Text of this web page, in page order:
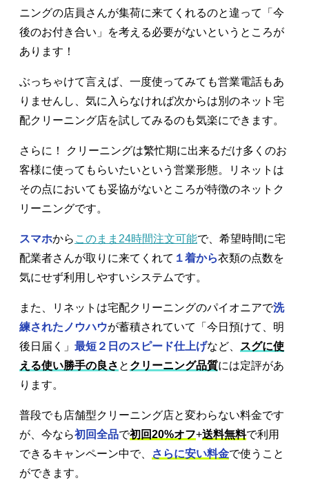
ニングの店員さんが集荷に来てくれるのと違って「今
後のお付き合い」を考える必要がないというところが
あります！
ぶっちゃけて言えば、一度使ってみても営業電話もあ
りませんし、気に入らなければ次からは別のネット宅
配クリーニング店を試してみるのも気楽にできます。
さらに！ クリーニングは繁忙期に出来るだけ多くのお
客様に使ってもらいたいという営業形態。リネットは
その点においても妥協がないところが特徴のネットク
リーニングです。
スマホから このまま24時間注文可能で、希望時間に宅
配業者さんが取りに来てくれて １着から衣類の点数を
気にせず利用しやすいシステムです。
また、リネットは宅配クリーニングのパイオニアで洗
練されたノウハウが蓄積されていて「今日預けて、明
後日届く」 最短２日のスピード仕上げなど、
スグに使
える使い勝手の良さ と クリーニング品質には定評があ
ります。
普段でも店舗型クリーニング店と変わらない料金です
が、今なら初回全品で初回20%オフ+送料無料で利用
できるキャンペーン中で、
さらに安い料金で使うこと
ができます。